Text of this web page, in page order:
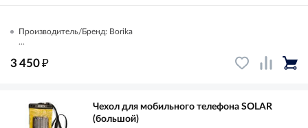
Производитель/Бренд: Borika
...
3 450₽
Чехол для мобильного телефона SOLAR
(большой)